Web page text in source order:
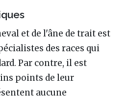
et de l'âne de trait est
des races qui
Par contre, il est
points de leur
aucune